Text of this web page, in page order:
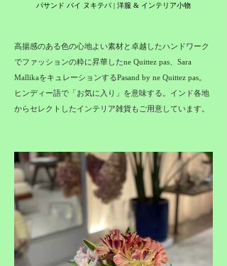
パサンド バイ ヌキテパ | 洋服 & インテリア小物
高揚感のある色の心地よい素材と卓越したハンドワーク
でファッションの粋に昇華したne Quittez pas、Sara
MallikaをキュレーションするPasand by ne Quittez pas。
ヒンディー語で「お気に入り」を意味する。インド各地
からセレクトしたインテリア雑貨もご用意しています。